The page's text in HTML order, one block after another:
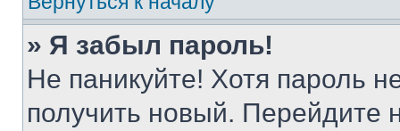
» Я забыл пароль!
Не паникуйте! Хотя пароль
получить новый. Перейдите